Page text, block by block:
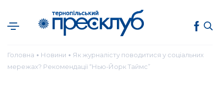
Головна ● Новини ● Як журналісту поводитися у соціальних
мережах? Рекомендації “Нью-Йорк Таймс”